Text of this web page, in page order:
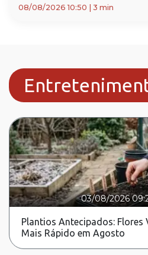
08/08/2026 10:50 3 min
03/08/2026
Plantios Antecipados: Flores
Mais Rápido em Agosto